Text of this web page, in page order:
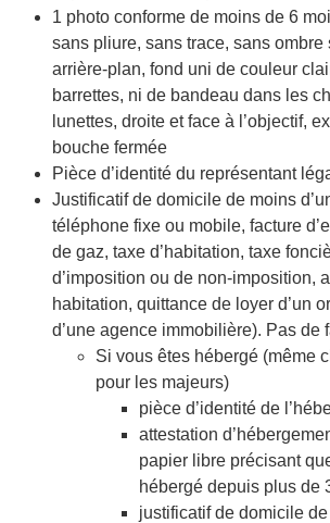
1 photo conforme de moins de 6
sans pliure, sans trace, sans ombre
arrière-plan, fond uni de couleur
barrettes, ni de bandeau dans les
lunettes, droite et face à l’objectif,
bouche fermée
Pièce d’identité du représentant
Justificatif de domicile de moins
téléphone fixe ou mobile, facture
de gaz, taxe d’habitation, taxe
d’imposition ou de non-imposition,
habitation, quittance de loyer d’un
d’une agence immobilière). Pas de
Si vous êtes hébergé (même
pour les majeurs)
pièce d’identité de
attestation
papier libre précisant
hébergé depuis plus de
justificatif de domicile de